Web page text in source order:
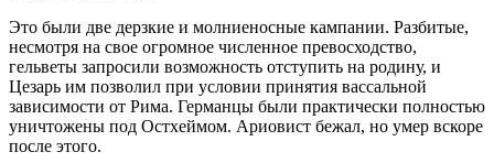
Это были две дерзкие и молниеносные кампании. Разбитые,
несмотря на свое огромное численное превосходство,
гельветы запросили возможность отступить на родину, и
Цезарь им позволил при условии принятия вассальной
зависимости от Рима. Германцы были практически полностью
уничтожены под Остхеймом. Ариовист бежал, но умер вскоре
после этого.